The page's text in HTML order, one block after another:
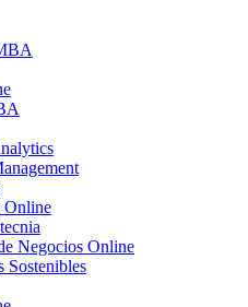
Online
Negocios Online
Sostenibles